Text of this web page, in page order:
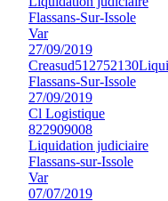
Flassans-Sur-Issole
Var
27/09/2019
Creasud512752130
Flassans-Sur-Issole
27/09/2019
Cl Logistique
822909008
Liquidation judiciaire
Flassans-sur-Issole
Var
07/07/2019